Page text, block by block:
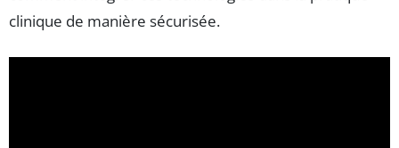
clinique de manière sécurisée.